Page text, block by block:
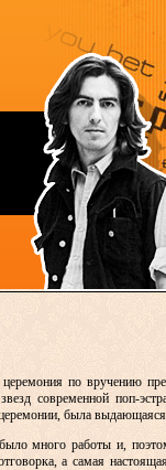
по вручению
современной поп-
была
много работы и,
а самая